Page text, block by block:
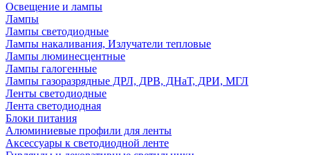
Освещение и лампы
Лампы
Лампы светодиодные
Лампы накаливания, Излучатели тепловые
Лампы люминесцентные
Лампы галогенные
Лампы газоразрядные ДРЛ, ДРВ, ДНаТ, ДРИ, МГЛ
Ленты светодиодные
Лента светодиодная
Блоки питания
Алюминиевые профили для ленты
Аксессуары к светодиодной ленте